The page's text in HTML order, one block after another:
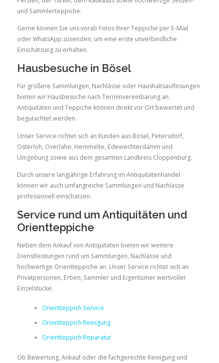
und Sammlerteppiche.
Gerne können Sie uns vorab Fotos Ihrer Teppiche per E-Mail
oder WhatsApp zusenden, um eine erste unverbindliche
Einschätzung zu erhalten.
Hausbesuche in Bösel
Für größere Sammlungen, Nachlässe oder Haushaltsauflösungen
bieten wir Hausbesuche nach Terminvereinbarung an.
Antiquitäten und Teppiche können direkt vor Ort bewertet und
begutachtet werden.
Unser Service richtet sich an Kunden aus Bösel, Petersdorf,
Osterloh, Overlahe, Hemmelte, Edewechterdamm und
Umgebung sowie aus dem gesamten Landkreis Cloppenburg.
Durch unsere langjährige Erfahrung im Antiquitätenhandel
können wir auch umfangreiche Sammlungen und Nachlässe
professionell einschätzen.
Service rund um Antiquitäten und
Orientteppiche
Neben dem Ankauf von Antiquitäten bieten wir weitere
Dienstleistungen rund um Sammlungen, Nachlässe und
hochwertige Orientteppiche an. Unser Service richtet sich an
Privatpersonen, Erben, Sammler und Eigentümer wertvoller
Einzelstücke.
Orientteppich Service
Orientteppich Reinigung
Orientteppich Reparatur
Ob Bewertung, Ankauf oder die fachgerechte Reinigung und